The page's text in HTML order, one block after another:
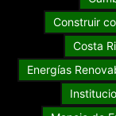
Construir
Costa
Energías